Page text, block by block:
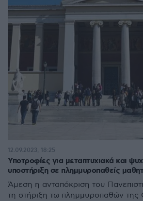
Υποτροφίες για μεταπτυχιακά και
υποστήριξη σε πλημμυροπαθείς
Άμεση η ανταπόκριση του
τη στήριξη τω πλημμυροπαθών της
12.09.2023, 18:25